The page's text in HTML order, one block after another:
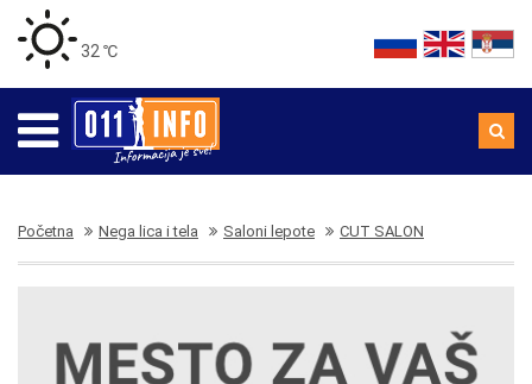
32 ℃
Početna Nega lica i tela Saloni lepote CUT SALON